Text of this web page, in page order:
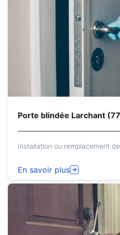
Porte blindée Larchant
Installation ou remplacement
En savoir plus